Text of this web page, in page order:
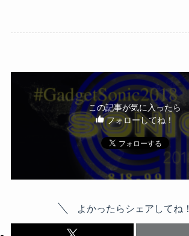
この記事が気に入ったら
フォローしてね！
よかったらシェアしてね！